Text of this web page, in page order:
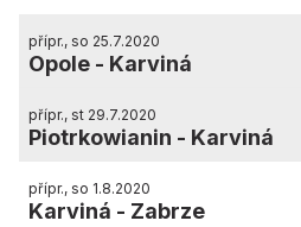
přípr., so 25.7.2020
Opole - Karviná
přípr., st 29.7.2020
Piotrkowianin - Karviná
přípr., so 1.8.2020
Karviná - Zabrze